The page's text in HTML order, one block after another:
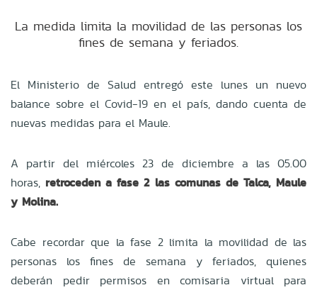
La medida limita la movilidad de las personas los
fines de semana y feriados.
El Ministerio de Salud entregó este lunes un nuevo
balance sobre el Covid-19 en el país, dando cuenta de
nuevas medidas para el Maule.
A partir del miércoles 23 de diciembre a las 05.00
horas, retroceden a fase 2 las comunas de Talca, Maule
y Molina.
Cabe recordar que la fase 2 limita la movilidad de las
personas los fines de semana y feriados, quienes
deberán pedir permisos en comisaria virtual para